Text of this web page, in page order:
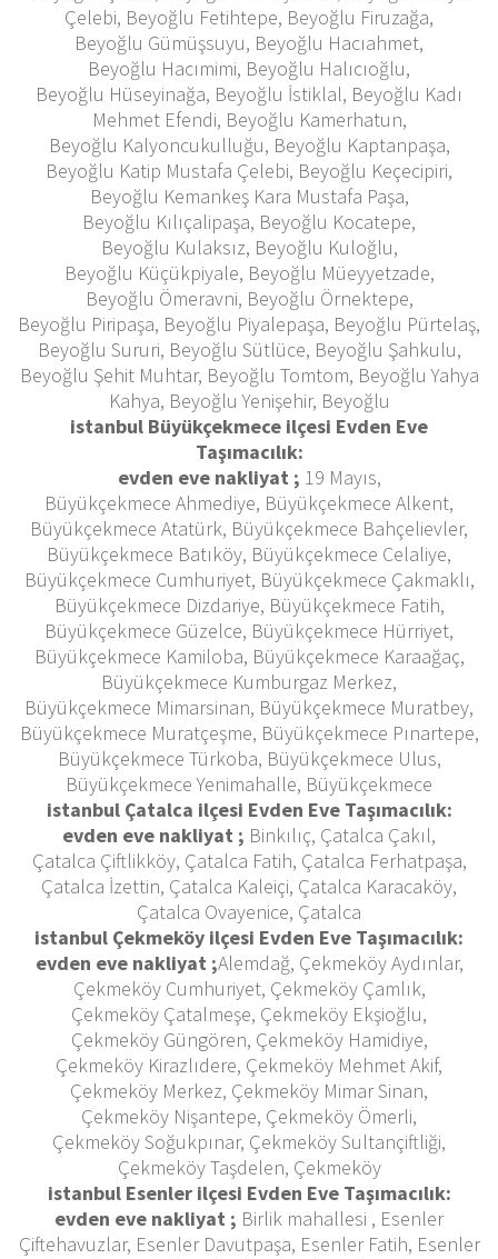
Çelebi, Beyoğlu Fetihtepe, Beyoğlu Firuzağa,
Beyoğlu Gümüşsuyu, Beyoğlu Hacıahmet,
Beyoğlu Hacımimi, Beyoğlu Halıcıoğlu,
Beyoğlu Hüseyinağa, Beyoğlu İstiklal, Beyoğlu Kadı
Mehmet Efendi, Beyoğlu Kamerhatun,
Beyoğlu Kalyoncukulluğu, Beyoğlu Kaptanpaşa,
Beyoğlu Katip Mustafa Çelebi, Beyoğlu Keçecipiri,
Beyoğlu Kemankeş Kara Mustafa Paşa,
Beyoğlu Kılıçalipaşa, Beyoğlu Kocatepe,
Beyoğlu Kulaksız, Beyoğlu Kuloğlu,
Beyoğlu Küçükpiyale, Beyoğlu Müeyyetzade,
Beyoğlu Ömeravni, Beyoğlu Örnektepe,
Beyoğlu Piripaşa, Beyoğlu Piyalepaşa, Beyoğlu Pürtelaş,
Beyoğlu Sururi, Beyoğlu Sütlüce, Beyoğlu Şahkulu,
Beyoğlu Şehit Muhtar, Beyoğlu Tomtom, Beyoğlu Yahya
Kahya, Beyoğlu Yenişehir, Beyoğlu
istanbul Büyükçekmece ilçesi Evden Eve
Taşımacılık:
evden eve nakliyat ; 19 Mayıs,
Büyükçekmece Ahmediye, Büyükçekmece Alkent,
Büyükçekmece Atatürk, Büyükçekmece Bahçelievler,
Büyükçekmece Batıköy, Büyükçekmece Celaliye,
Büyükçekmece Cumhuriyet, Büyükçekmece Çakmaklı,
Büyükçekmece Dizdariye, Büyükçekmece Fatih,
Büyükçekmece Güzelce, Büyükçekmece Hürriyet,
Büyükçekmece Kamiloba, Büyükçekmece Karaağaç,
Büyükçekmece Kumburgaz Merkez,
Büyükçekmece Mimarsinan, Büyükçekmece Muratbey,
Büyükçekmece Muratçeşme, Büyükçekmece Pınartepe,
Büyükçekmece Türkoba, Büyükçekmece Ulus,
Büyükçekmece Yenimahalle, Büyükçekmece
istanbul Çatalca ilçesi Evden Eve Taşımacılık:
evden eve nakliyat ; Binkılıç, Çatalca Çakıl,
Çatalca Çiftlikköy, Çatalca Fatih, Çatalca Ferhatpaşa,
Çatalca İzettin, Çatalca Kaleiçi, Çatalca Karacaköy,
Çatalca Ovayenice, Çatalca
istanbul Çekmeköy ilçesi Evden Eve Taşımacılık:
evden eve nakliyat ;Alemdağ, Çekmeköy Aydınlar,
Çekmeköy Cumhuriyet, Çekmeköy Çamlık,
Çekmeköy Çatalmeşe, Çekmeköy Ekşioğlu,
Çekmeköy Güngören, Çekmeköy Hamidiye,
Çekmeköy Kirazlıdere, Çekmeköy Mehmet Akif,
Çekmeköy Merkez, Çekmeköy Mimar Sinan,
Çekmeköy Nişantepe, Çekmeköy Ömerli,
Çekmeköy Soğukpınar, Çekmeköy Sultançiftliği,
Çekmeköy Taşdelen, Çekmeköy
istanbul Esenler ilçesi Evden Eve Taşımacılık:
evden eve nakliyat ; Birlik mahallesi , Esenler
Çiftehavuzlar, Esenler Davutpaşa, Esenler Fatih, Esenler